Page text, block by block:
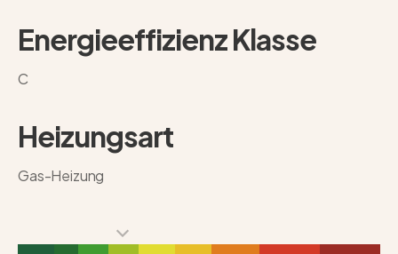
Energieeffizienz Klasse
C
Heizungsart
Gas-Heizung